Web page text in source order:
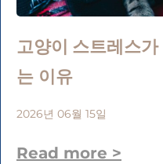
고양이 스트레스
는 이유
2026년 06월 15일
Read more >